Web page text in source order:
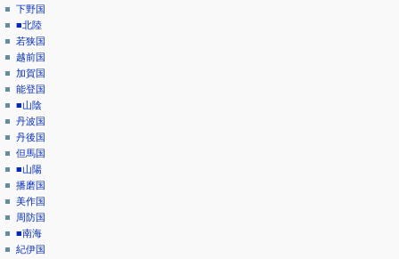
下野国
■北陸
若狭国
越前国
加賀国
能登国
■山陰
丹波国
丹後国
但馬国
■山陽
播磨国
美作国
周防国
■南海
紀伊国